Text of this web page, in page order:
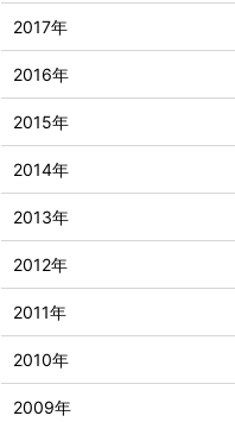
2017年
2016年
2015年
2014年
2013年
2012年
2011年
2010年
2009年